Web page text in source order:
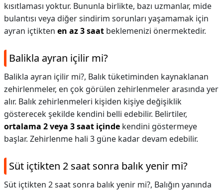
kısıtlaması yoktur. Bununla birlikte, bazı uzmanlar, mide
bulantısı veya diğer sindirim sorunları yaşamamak için
ayran içtikten en az 3 saat beklemenizi önermektedir.
Balikla ayran içilir mi?
Balikla ayran içilir mi?, Balık tüketiminden kaynaklanan
zehirlenmeler, en çok görülen zehirlenmeler arasında yer
alır. Balık zehirlenmeleri kişiden kişiye değişiklik
gösterecek şekilde kendini belli edebilir. Belirtiler,
ortalama 2 veya 3 saat içinde kendini göstermeye
başlar. Zehirlenme hali 3 güne kadar devam edebilir.
Süt içtikten 2 saat sonra balık yenir mi?
Süt içtikten 2 saat sonra balık yenir mi?, Balığın yanında